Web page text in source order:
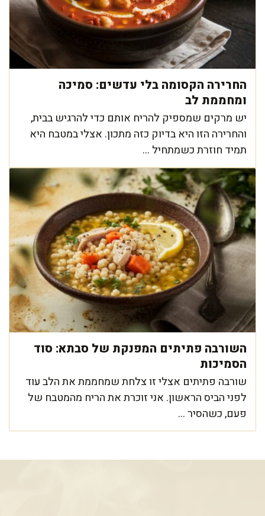
החרירה הקסומה בלי עדשים: סמיכה
ומחממת לב
יש מרקים שמספיק להריח אותם כדי להרגיש בבית,
והחרירה הזו היא בדיוק כזה מתכון. אצלי במטבח היא
תמיד חוזרת כשמתחיל ...
השורבה פתיתים המפנקת של סבתא: סוד
הסמיכות
שורבה פתיתים אצלי זו צלחת שמחממת את הלב עוד
לפני הביס הראשון. אני זוכרת את הריח מהמטבח של
פעם, כשהסיר ...